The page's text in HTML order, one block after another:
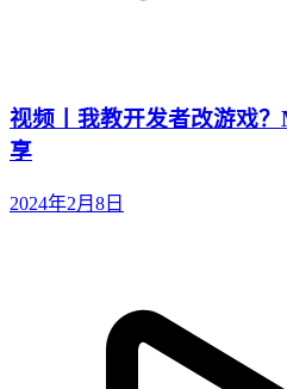
视频丨我教开发者改游戏
享
2024年2月8日